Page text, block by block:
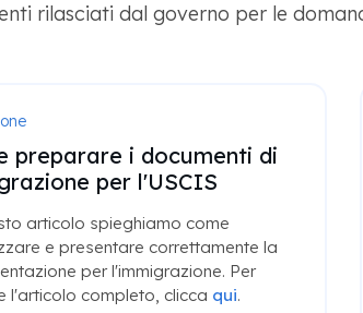
rilasciati dal governo per le
preparare i documenti di
per l'USCIS
articolo spieghiamo come
e presentare correttamente la
per l'immigrazione. Per
l'articolo completo, clicca qui.